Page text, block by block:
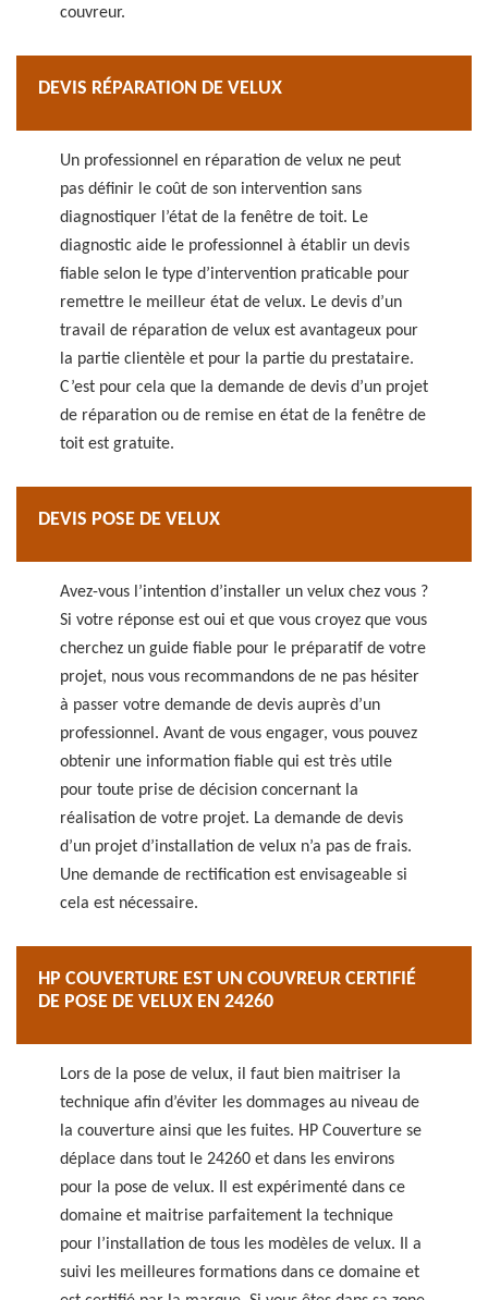
couvreur.
DEVIS RÉPARATION DE VELUX
Un professionnel en réparation de velux ne peut
pas définir le coût de son intervention sans
diagnostiquer l’état de la fenêtre de toit. Le
diagnostic aide le professionnel à établir un devis
fiable selon le type d’intervention praticable pour
remettre le meilleur état de velux. Le devis d’un
travail de réparation de velux est avantageux pour
la partie clientèle et pour la partie du prestataire.
C’est pour cela que la demande de devis d’un projet
de réparation ou de remise en état de la fenêtre de
toit est gratuite.
DEVIS POSE DE VELUX
Avez-vous l’intention d’installer un velux chez vous ?
Si votre réponse est oui et que vous croyez que vous
cherchez un guide fiable pour le préparatif de votre
projet, nous vous recommandons de ne pas hésiter
à passer votre demande de devis auprès d’un
professionnel. Avant de vous engager, vous pouvez
obtenir une information fiable qui est très utile
pour toute prise de décision concernant la
réalisation de votre projet. La demande de devis
d’un projet d’installation de velux n’a pas de frais.
Une demande de rectification est envisageable si
cela est nécessaire.
HP COUVERTURE EST UN COUVREUR CERTIFIÉ
DE POSE DE VELUX EN 24260
Lors de la pose de velux, il faut bien maitriser la
technique afin d’éviter les dommages au niveau de
la couverture ainsi que les fuites. HP Couverture se
déplace dans tout le 24260 et dans les environs
pour la pose de velux. Il est expérimenté dans ce
domaine et maitrise parfaitement la technique
pour l’installation de tous les modèles de velux. Il a
suivi les meilleures formations dans ce domaine et